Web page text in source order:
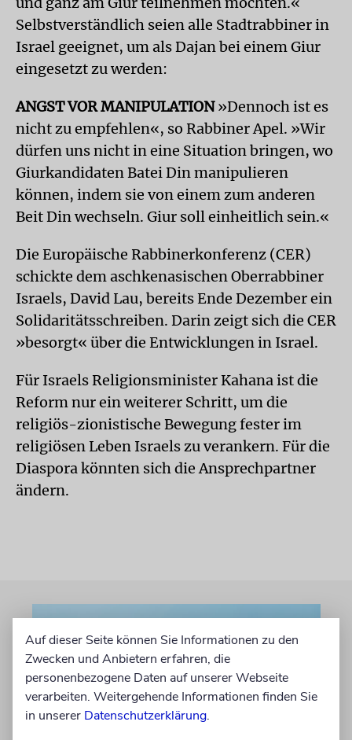
Selbstverständlich seien alle Stadtrabbiner in
Israel geeignet, um als Dajan bei einem Giur
eingesetzt zu werden:
ANGST VOR MANIPULATION»Dennoch ist es
nicht zu empfehlen«, so Rabbiner Apel. »Wir
dürfen uns nicht in eine Situation bringen, wo
Giurkandidaten Batei Din manipulieren
können, indem sie von einem zum anderen
Beit Din wechseln. Giur soll einheitlich sein.«
Die Europäische Rabbinerkonferenz (CER)
schickte dem aschkenasischen Oberrabbiner
Israels, David Lau, bereits Ende Dezember ein
Solidaritätsschreiben. Darin zeigt sich die CER
»besorgt« über die Entwicklungen in Israel.
Für Israels Religionsminister Kahana ist die
Reform nur ein weiterer Schritt, um die
religiös-zionistische Bewegung fester im
religiösen Leben Israels zu verankern. Für die
Diaspora könnten sich die Ansprechpartner
ändern.
Auf dieser Seite können Sie Informationen zu den
Zwecken und Anbietern erfahren, die
personenbezogene Daten auf unserer Webseite
verarbeiten. Weitergehende Informationen finden Sie
in unserer Datenschutzerklärung.